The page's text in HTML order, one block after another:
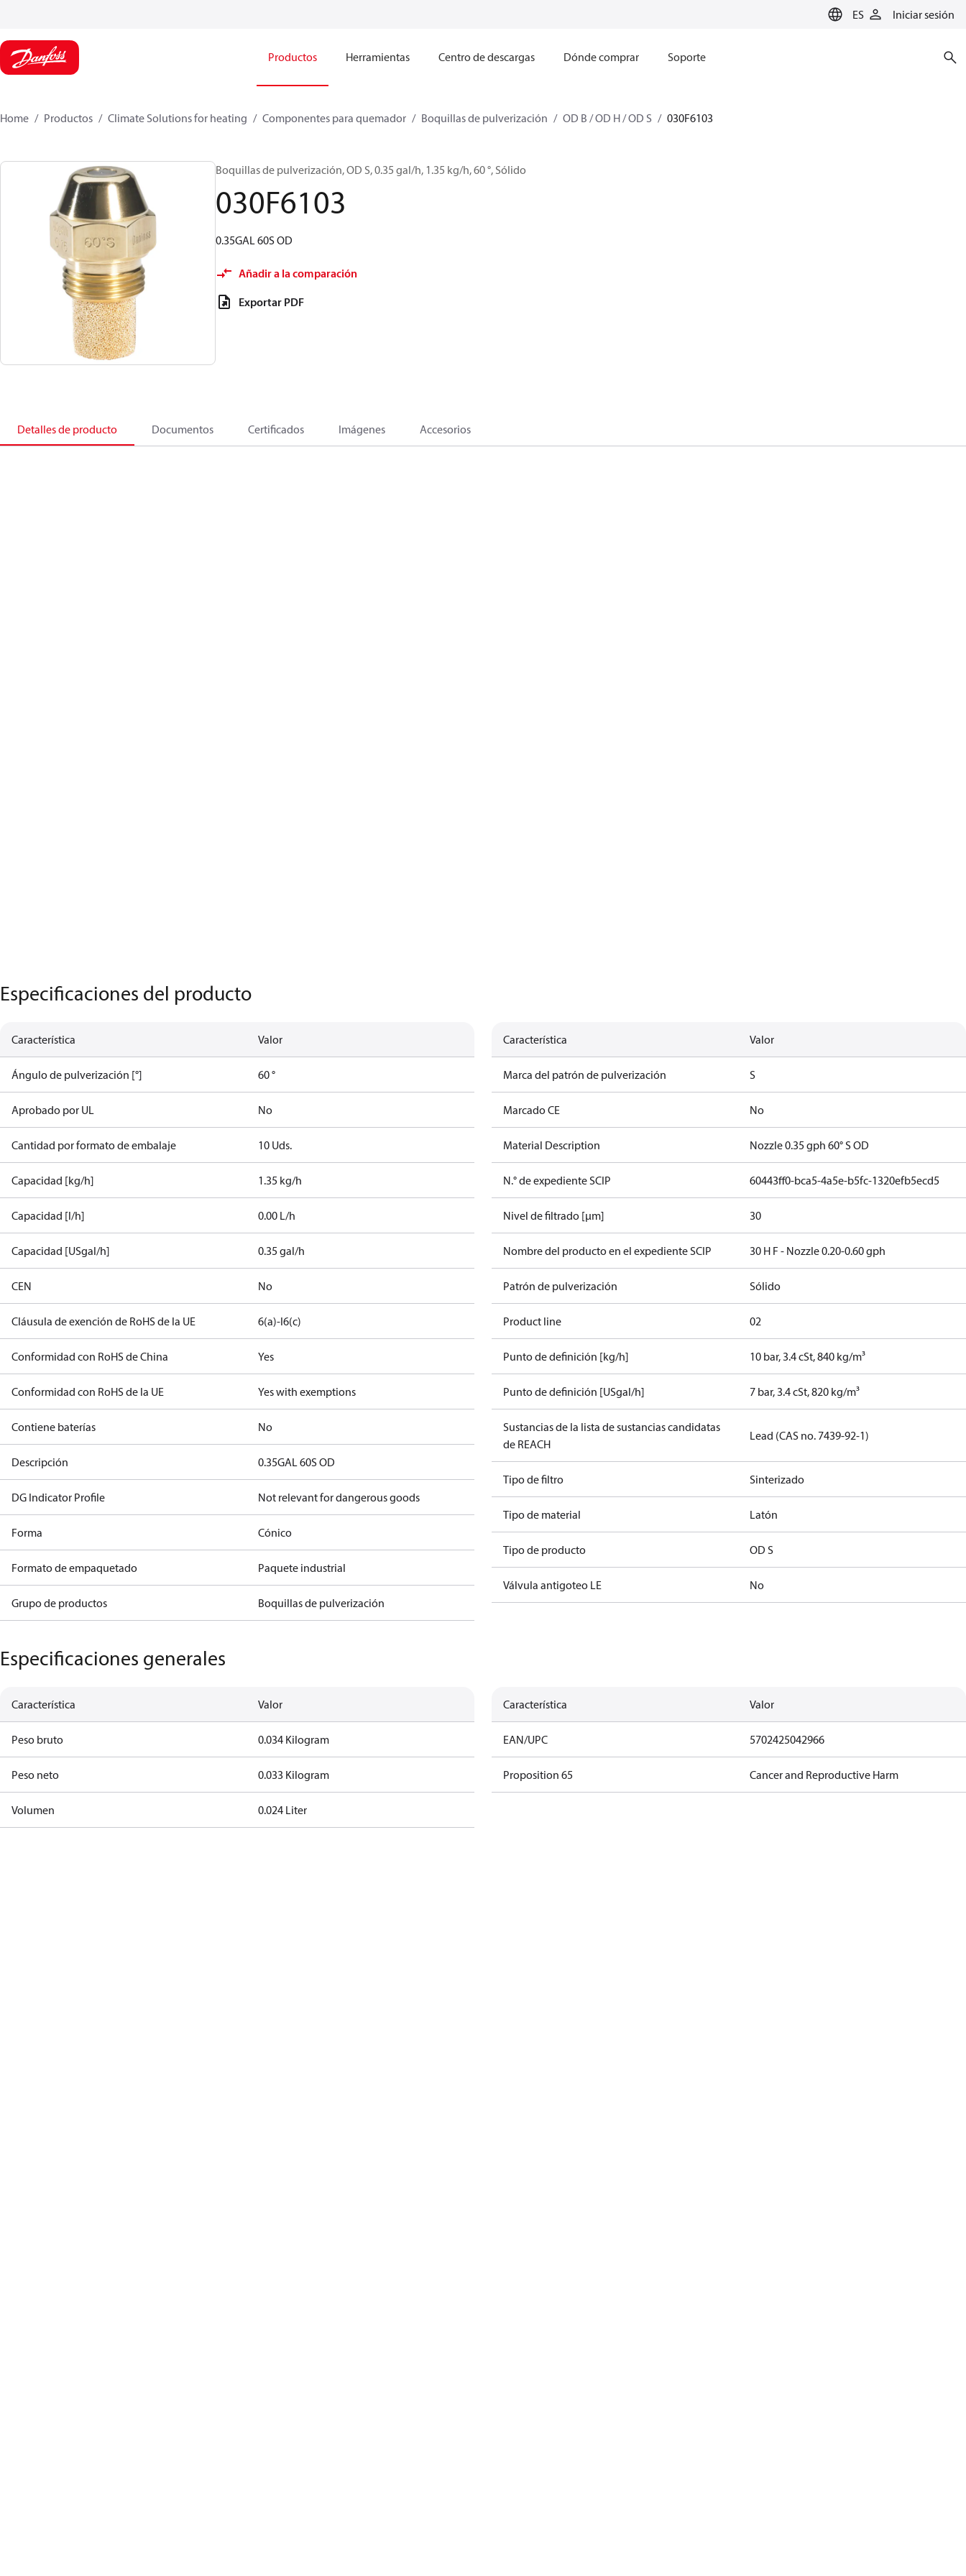
ES Iniciar sesión
Productos Herramientas Centro de descargas Dónde comprar Soporte
Home Productos Climate Solutions for heating Componentes para quemador Boquillas de pulverización OD B / OD H / OD S 030F6103
Boquillas de pulverización, OD S, 0.35 gal/h, 1.35 kg/h, 60 °, Sólido
030F6103
0.35GAL 60S OD
Añadir a la comparación
Exportar PDF
Detalles de producto Documentos Certificados Imágenes Accesorios
Especificaciones del producto
Característica Valor
Ángulo de pulverización [°] 60 °
Aprobado por UL No
Cantidad por formato de embalaje 10 Uds.
Capacidad [kg/h] 1.35 kg/h
Capacidad [l/h] 0.00 L/h
Capacidad [USgal/h] 0.35 gal/h
CEN No
Cláusula de exención de RoHS de la UE 6(a)-I6(c)
Conformidad con RoHS de China Yes
Conformidad con RoHS de la UE Yes with exemptions
Contiene baterías No
Descripción 0.35GAL 60S OD
DG Indicator Profile Not relevant for dangerous goods
Forma Cónico
Formato de empaquetado Paquete industrial
Grupo de productos Boquillas de pulverización
Característica Valor
Marca del patrón de pulverización S
Marcado CE No
Material Description Nozzle 0.35 gph 60° S OD
N.° de expediente SCIP 60443ff0-bca5-4a5e-b5fc-1320efb5ecd5
Nivel de filtrado [µm] 30
Nombre del producto en el expediente SCIP 30 H F - Nozzle 0.20-0.60 gph
Patrón de pulverización Sólido
Product line 02
Punto de definición [kg/h] 10 bar, 3.4 cSt, 840 kg/m³
Punto de definición [USgal/h] 7 bar, 3.4 cSt, 820 kg/m³
Sustancias de la lista de sustancias candidatas
de REACH
Lead (CAS no. 7439-92-1)
Tipo de filtro Sinterizado
Tipo de material Latón
Tipo de producto OD S
Válvula antigoteo LE No
Especificaciones generales
Característica Valor
Peso bruto 0.034 Kilogram
Peso neto 0.033 Kilogram
Volumen 0.024 Liter
Característica Valor
EAN/UPC 5702425042966
Proposition 65 Cancer and Reproductive Harm